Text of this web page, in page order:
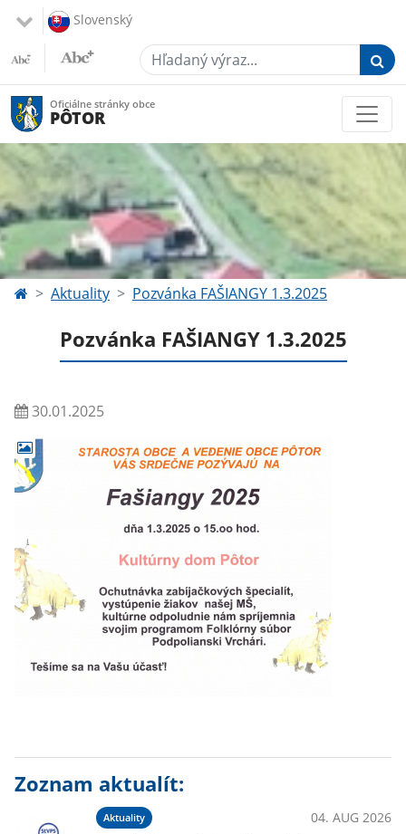
Slovenský
Hľadaný výraz...
Oficiálne stránky obce
PÔTOR
Aktuality Pozvánka FAŠIANGY 1.3.2025
Pozvánka FAŠIANGY 1.3.2025
30.01.2025
Zoznam aktualít:
Aktuality 04. AUG 2026